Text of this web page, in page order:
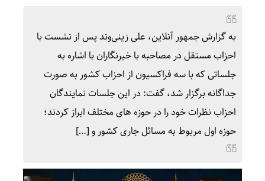
به گزارش جمهور آنلاین، علی زینی‌وند پس از نشست با
احزاب مستقل در مصاحبه با خبرنگاران با اشاره به
جلساتی که با سه فراکسیون از احزاب کشور به صورت
جداگانه برگزار شد، گفت: در این جلسات نمایندگان
احزاب نظرات خود را در حوزه های مختلف ابراز کردند؛
حوزه اول مربوط به مسائل جاری کشور و […]